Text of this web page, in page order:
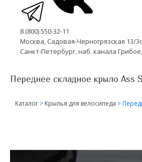
8 (800) 550-32-11
Москва, Садовая-Черногрязская 13/
Санкт-Петербург, наб. канала
Переднее складное крыло Ass
Каталог > Крылья для велосипеда >